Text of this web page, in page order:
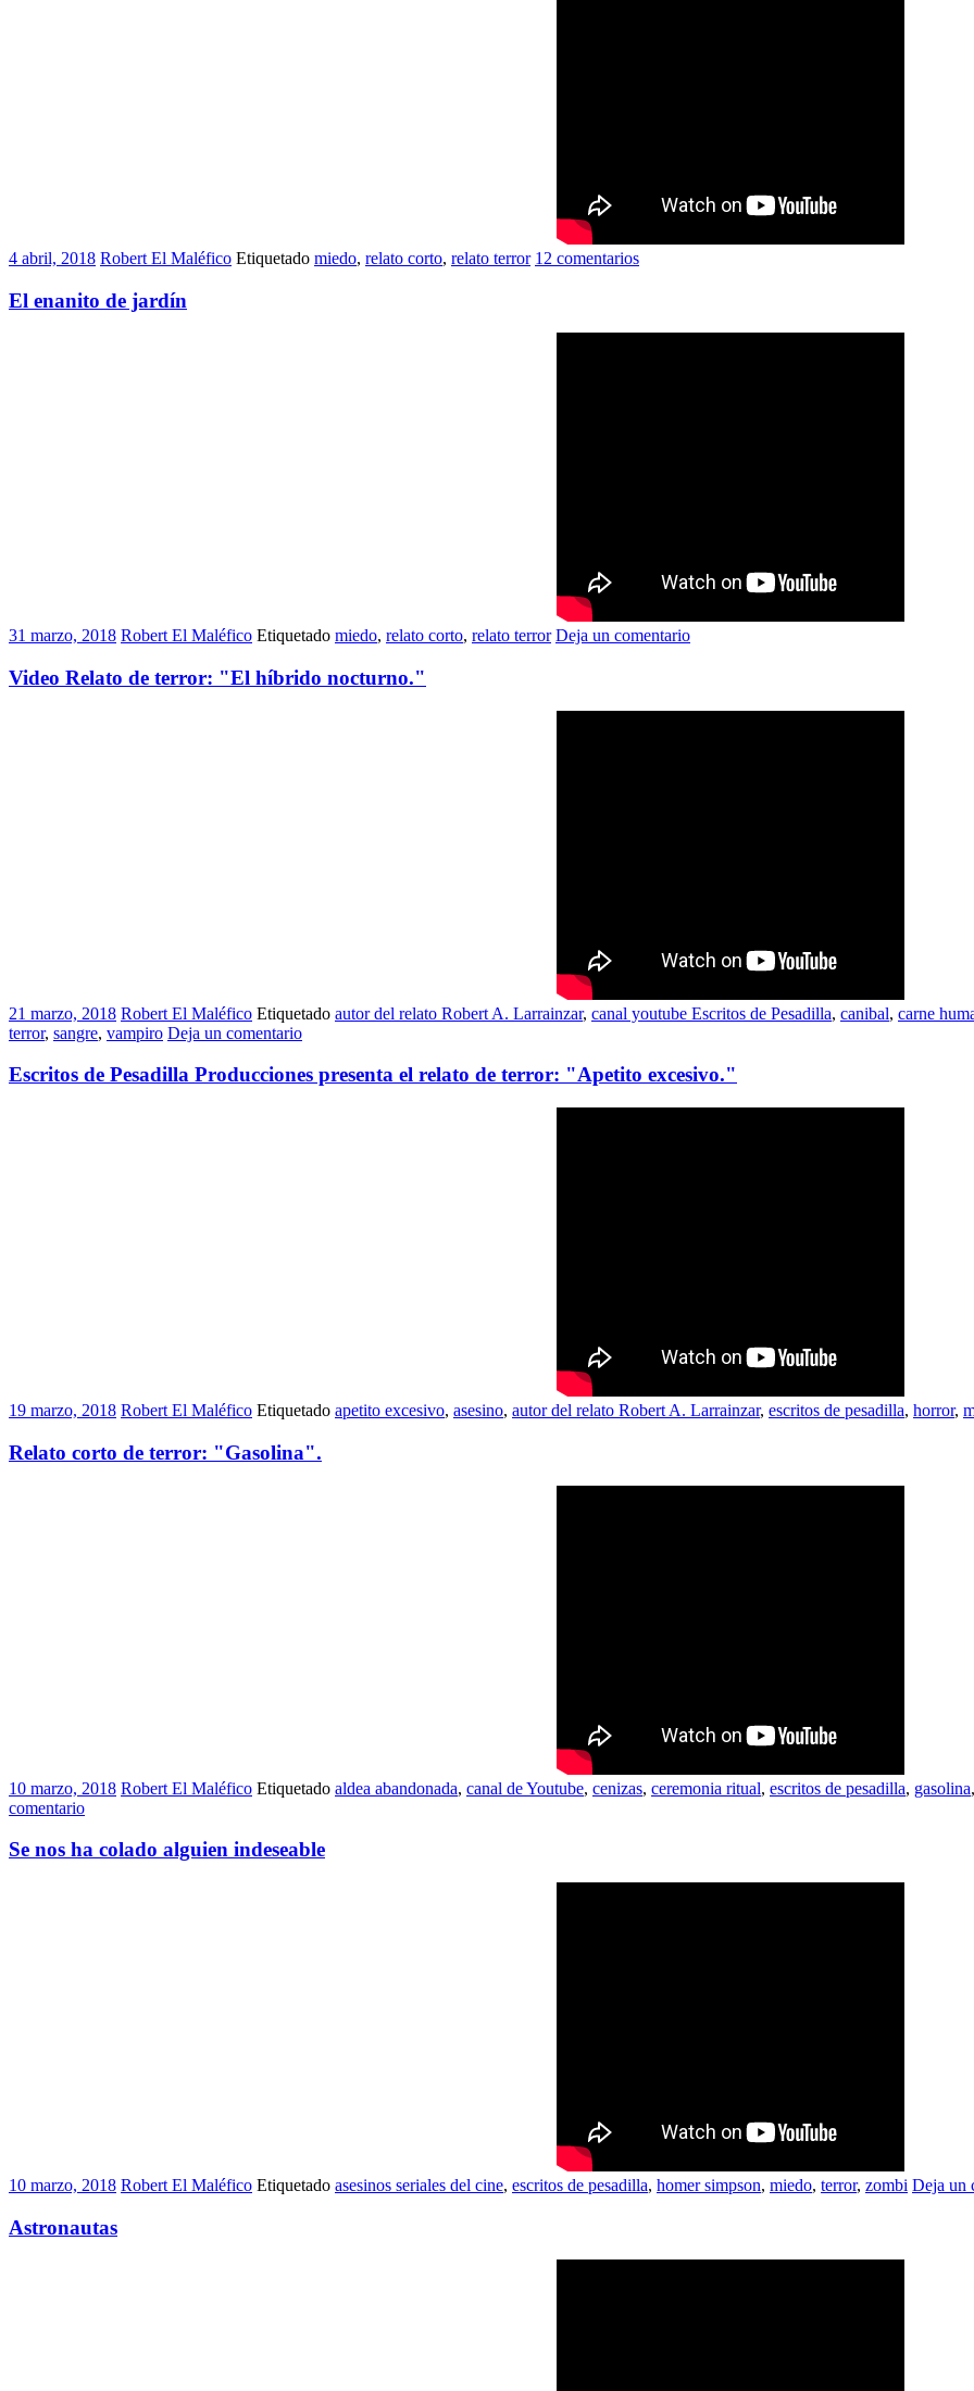
4 abril, 2018 Robert El Maléfico Etiquetado miedo, relato corto, relato terror 12 comentarios
El enanito de jardín
31 marzo, 2018 Robert El Maléfico Etiquetado miedo, relato corto, relato terror Deja un comentario
Video Relato de terror: "El híbrido nocturno."
21 marzo, 2018 Robert El Maléfico Etiquetado autor del relato Robert A. Larrainzar, canal youtube Escritos de Pesadilla, canibal, carne
terror, sangre, vampiro Deja un comentario
Escritos de Pesadilla Producciones presenta el relato de terror: "Apetito excesivo."
19 marzo, 2018 Robert El Maléfico Etiquetado apetito excesivo, asesino, autor del relato Robert A. Larrainzar, escritos de pesadilla, horror,
Relato corto de terror: "Gasolina".
10 marzo, 2018 Robert El Maléfico Etiquetado aldea abandonada, canal de Youtube, cenizas, ceremonia ritual, escritos de pesadilla, gasolina,
comentario
Se nos ha colado alguien indeseable
10 marzo, 2018 Robert El Maléfico Etiquetado asesinos seriales del cine, escritos de pesadilla, homer simpson, miedo, terror, zombi Deja un
Astronautas